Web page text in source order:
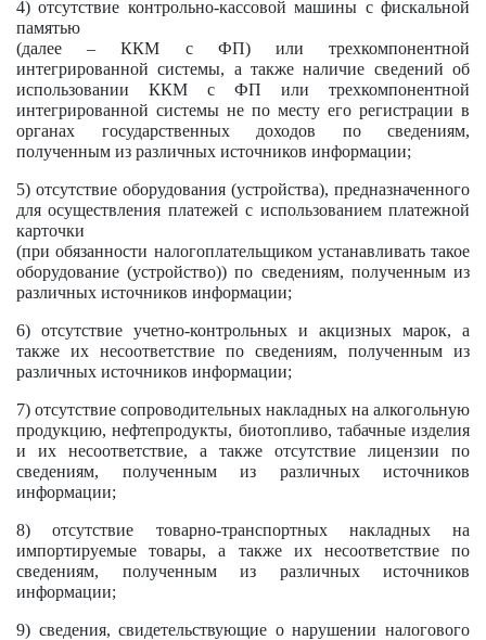
4) отсутствие контрольно-кассовой машины с фискальной
памятью
(далее – ККМ с ФП)
или трехкомпонентной
интегрированной системы, а также наличие сведений об
использовании ККМ с ФП или трехкомпонентной
интегрированной системы не по месту его регистрации в
органах государственных доходов по сведениям,
полученным из различных источников информации;
5) отсутствие оборудования (устройства), предназначенного
для осуществления платежей с использованием платежной
карточки
(при обязанности налогоплательщиком устанавливать такое
оборудование (устройство)) по сведениям, полученным из
различных источников информации;
6) отсутствие учетно-контрольных и акцизных марок, а
также их несоответствие по сведениям, полученным из
различных источников информации;
7) отсутствие сопроводительных накладных на алкогольную
продукцию, нефтепродукты, биотопливо, табачные изделия
и их несоответствие, а также отсутствие лицензии по
сведениям, полученным из различных источников
информации;
8) отсутствие товарно-транспортных накладных на
импортируемые товары, а также их несоответствие по
сведениям, полученным из различных источников
информации;
9) сведения, свидетельствующие о нарушении налогового